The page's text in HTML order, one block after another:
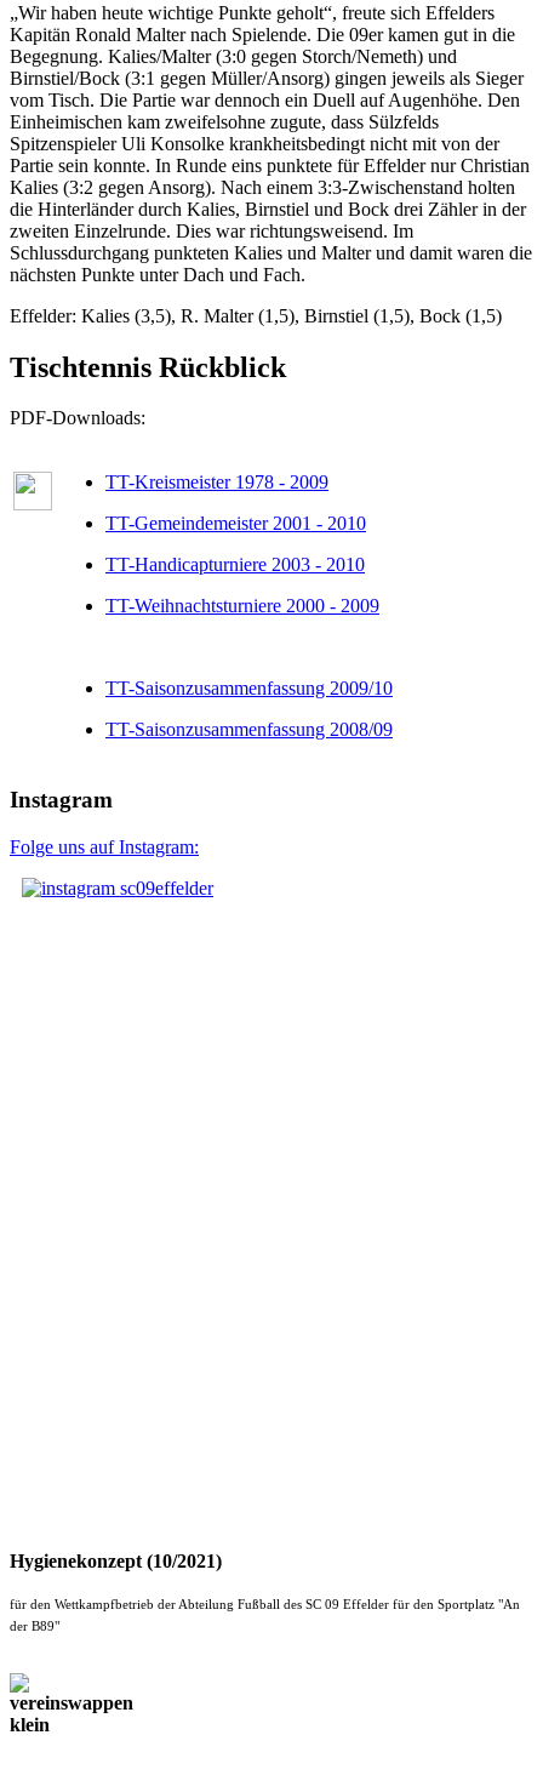
„Wir haben heute wichtige Punkte geholt“, freute sich Effelders
Kapitän Ronald Malter nach Spielende. Die 09er kamen gut in die
Begegnung. Kalies/Malter (3:0 gegen Storch/Nemeth) und
Birnstiel/Bock (3:1 gegen Müller/Ansorg) gingen jeweils als Sieger
vom Tisch. Die Partie war dennoch ein Duell auf Augenhöhe. Den
Einheimischen kam zweifelsohne zugute, dass Sülzfelds
Spitzenspieler Uli Konsolke krankheitsbedingt nicht mit von der
Partie sein konnte. In Runde eins punktete für Effelder nur Christian
Kalies (3:2 gegen Ansorg). Nach einem 3:3-Zwischenstand holten
die Hinterländer durch Kalies, Birnstiel und Bock drei Zähler in der
zweiten Einzelrunde. Dies war richtungsweisend. Im
Schlussdurchgang punkteten Kalies und Malter und damit waren die
nächsten Punkte unter Dach und Fach.
Effelder: Kalies (3,5), R. Malter (1,5), Birnstiel (1,5), Bock (1,5)
Tischtennis Rückblick
PDF-Downloads:
TT-Kreismeister 1978 - 2009
TT-Gemeindemeister 2001 - 2010
TT-Handicapturniere 2003 - 2010
TT-Weihnachtsturniere 2000 - 2009
TT-Saisonzusammenfassung 2009/10
TT-Saisonzusammenfassung 2008/09
Instagram
Folge uns auf Instagram:
Hygienekonzept (10/2021)
für den Wettkampfbetrieb der Abteilung Fußball des SC 09 Effelder für den Sportplatz "An
der B89"